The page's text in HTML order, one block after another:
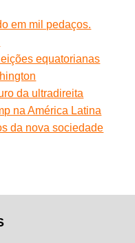
em mil pedaços.
equatorianas
da ultradireita
na América Latina
da nova sociedade